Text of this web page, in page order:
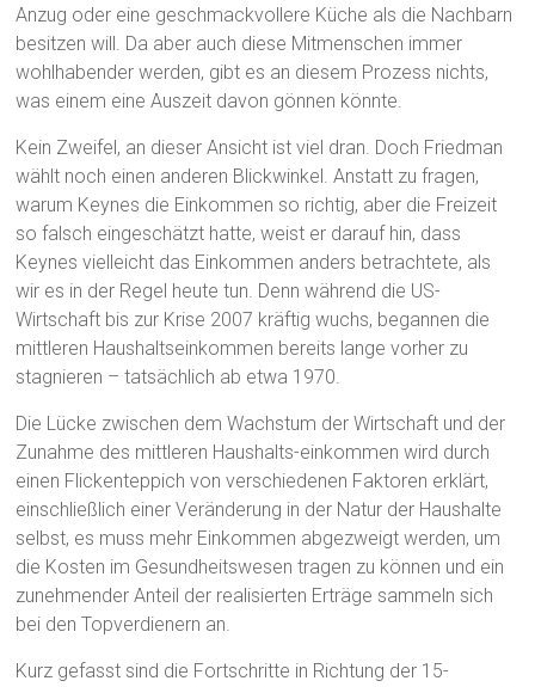
Anzug oder eine geschmackvollere Küche als die Nachbarn
besitzen will. Da aber auch diese Mitmenschen immer
wohlhabender werden, gibt es an diesem Prozess nichts,
was einem eine Auszeit davon gönnen könnte.
Kein Zweifel, an dieser Ansicht ist viel dran. Doch Friedman
wählt noch einen anderen Blickwinkel. Anstatt zu fragen,
warum Keynes die Einkommen so richtig, aber die Freizeit
so falsch eingeschätzt hatte, weist er darauf hin, dass
Keynes vielleicht das Einkommen anders betrachtete, als
wir es in der Regel heute tun. Denn während die US-
Wirtschaft bis zur Krise 2007 kräftig wuchs, begannen die
mittleren Haushaltseinkommen bereits lange vorher zu
stagnieren – tatsächlich ab etwa 1970.
Die Lücke zwischen dem Wachstum der Wirtschaft und der
Zunahme des mittleren Haushalts-einkommen wird durch
einen Flickenteppich von verschiedenen Faktoren erklärt,
einschließlich einer Veränderung in der Natur der Haushalte
selbst, es muss mehr Einkommen abgezweigt werden, um
die Kosten im Gesundheitswesen tragen zu können und ein
zunehmender Anteil der realisierten Erträge sammeln sich
bei den Topverdienern an.
Kurz gefasst sind die Fortschritte in Richtung der 15-